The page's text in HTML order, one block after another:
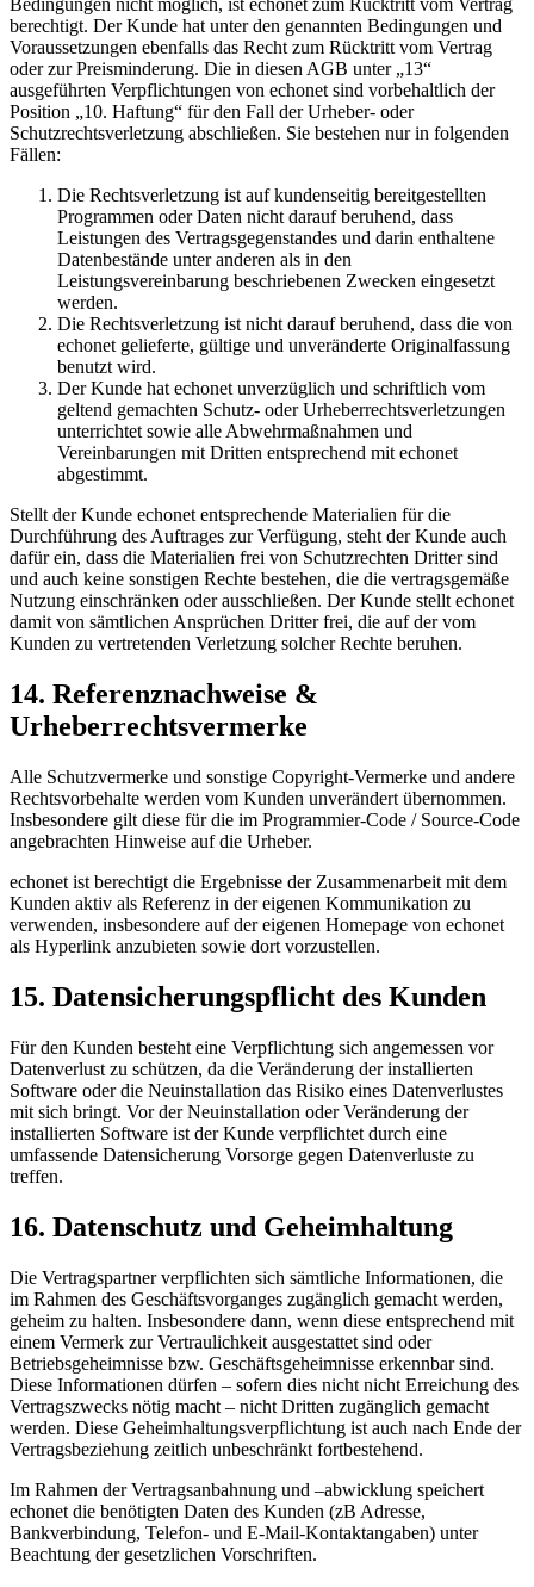
Bedingungen nicht möglich, ist echonet zum Rücktritt vom Vertrag
berechtigt. Der Kunde hat unter den genannten Bedingungen und
Voraussetzungen ebenfalls das Recht zum Rücktritt vom Vertrag
oder zur Preisminderung. Die in diesen AGB unter „13“
ausgeführten Verpflichtungen von echonet sind vorbehaltlich der
Position „10. Haftung“ für den Fall der Urheber- oder
Schutzrechtsverletzung abschließen. Sie bestehen nur in folgenden
Fällen:
Die Rechtsverletzung ist auf kundenseitig bereitgestellten
Programmen oder Daten nicht darauf beruhend, dass
Leistungen des Vertragsgegenstandes und darin enthaltene
Datenbestände unter anderen als in den
Leistungsvereinbarung beschriebenen Zwecken eingesetzt
werden.
Die Rechtsverletzung ist nicht darauf beruhend, dass die von
echonet gelieferte, gültige und unveränderte Originalfassung
benutzt wird.
Der Kunde hat echonet unverzüglich und schriftlich vom
geltend gemachten Schutz- oder Urheberrechtsverletzungen
unterrichtet sowie alle Abwehrmaßnahmen und
Vereinbarungen mit Dritten entsprechend mit echonet
abgestimmt.
Stellt der Kunde echonet entsprechende Materialien für die
Durchführung des Auftrages zur Verfügung, steht der Kunde auch
dafür ein, dass die Materialien frei von Schutzrechten Dritter sind
und auch keine sonstigen Rechte bestehen, die die vertragsgemäße
Nutzung einschränken oder ausschließen. Der Kunde stellt echonet
damit von sämtlichen Ansprüchen Dritter frei, die auf der vom
Kunden zu vertretenden Verletzung solcher Rechte beruhen.
14. Referenznachweise &
Urheberrechtsvermerke
Alle Schutzvermerke und sonstige Copyright-Vermerke und andere
Rechtsvorbehalte werden vom Kunden unverändert übernommen.
Insbesondere gilt diese für die im Programmier-Code / Source-Code
angebrachten Hinweise auf die Urheber.
echonet ist berechtigt die Ergebnisse der Zusammenarbeit mit dem
Kunden aktiv als Referenz in der eigenen Kommunikation zu
verwenden, insbesondere auf der eigenen Homepage von echonet
als Hyperlink anzubieten sowie dort vorzustellen.
15. Datensicherungspflicht des Kunden
Für den Kunden besteht eine Verpflichtung sich angemessen vor
Datenverlust zu schützen, da die Veränderung der installierten
Software oder die Neuinstallation das Risiko eines Datenverlustes
mit sich bringt. Vor der Neuinstallation oder Veränderung der
installierten Software ist der Kunde verpflichtet durch eine
umfassende Datensicherung Vorsorge gegen Datenverluste zu
treffen.
16. Datenschutz und Geheimhaltung
Die Vertragspartner verpflichten sich sämtliche Informationen, die
im Rahmen des Geschäftsvorganges zugänglich gemacht werden,
geheim zu halten. Insbesondere dann, wenn diese entsprechend mit
einem Vermerk zur Vertraulichkeit ausgestattet sind oder
Betriebsgeheimnisse bzw. Geschäftsgeheimnisse erkennbar sind.
Diese Informationen dürfen – sofern dies nicht nicht Erreichung des
Vertragszwecks nötig macht – nicht Dritten zugänglich gemacht
werden. Diese Geheimhaltungsverpflichtung ist auch nach Ende der
Vertragsbeziehung zeitlich unbeschränkt fortbestehend.
Im Rahmen der Vertragsanbahnung und –abwicklung speichert
echonet die benötigten Daten des Kunden (zB Adresse,
Bankverbindung, Telefon- und E-Mail-Kontaktangaben) unter
Beachtung der gesetzlichen Vorschriften.